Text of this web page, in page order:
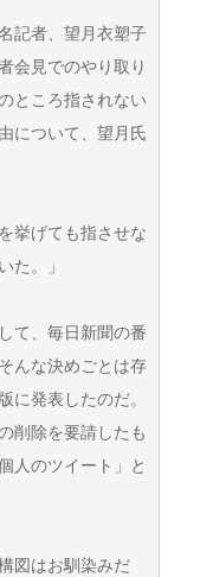
記者、望月衣塑子
会見でのやり取り
ところ指されない
について、望月氏
挙げても指させな
た。」
て、毎日新聞の番
んな決めごとは存
に発表したのだ。
削除を要請したも
人のツイート」と
図はお馴染みだ